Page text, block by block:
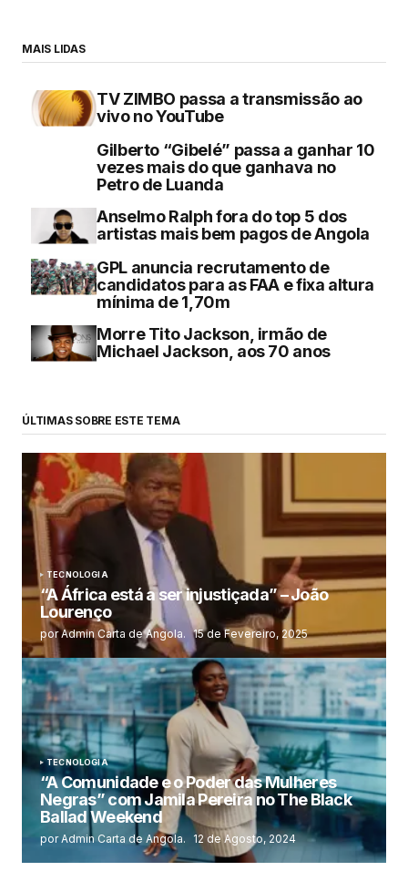
MAIS LIDAS
TV ZIMBO passa a transmissão ao
vivo no YouTube
Gilberto “Gibelé” passa a ganhar 10
vezes mais do que ganhava no
Petro de Luanda
Anselmo Ralph fora do top 5 dos
artistas mais bem pagos de Angola
GPL anuncia recrutamento de
candidatos para as FAA e fixa altura
mínima de 1,70m
Morre Tito Jackson, irmão de
Michael Jackson, aos 70 anos
ÚLTIMAS SOBRE ESTE TEMA
TECNOLOGIA
“A África está a ser injustiçada” – João
Lourenço
por Admin Carta de Angola. 15 de Fevereiro, 2025
TECNOLOGIA
“A Comunidade e o Poder das Mulheres
Negras” com Jamila Pereira no The Black
Ballad Weekend
por Admin Carta de Angola. 12 de Agosto, 2024